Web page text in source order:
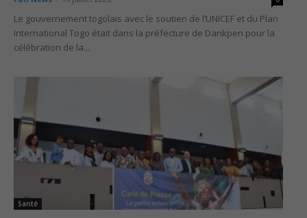
Le gouvernement togolais avec le soutien de l’UNICEF et du Plan
International Togo était dans la préfecture de Dankpen pour la
célébration de la...
Santé